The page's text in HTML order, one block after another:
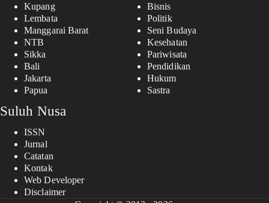
Kupang
Lembata
Manggarai Barat
NTB
Sikka
Bali
Jakarta
Papua
Bisnis
Politik
Seni Budaya
Kesehatan
Pariwisata
Pendidikan
Hukum
Sastra
Suluh Nusa
ISSN
Jurnal
Catatan
Kontak
Web Developer
Disclaimer